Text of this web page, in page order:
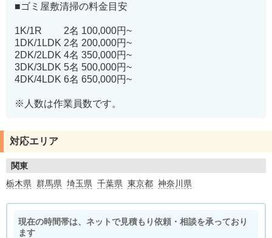
■ゴミ屋敷清掃の料金目安
1K/1R 2名 100,000円~
1DK/1LDK 2名 200,000円~
2DK/2LDK 4名 350,000円~
3DK/3LDK 5名 500,000円~
4DK/4LDK 6名 650,000円~
※人数は作業員数です。
対応エリア
関東
栃木県 群馬県 埼玉県 千葉県 東京都 神奈川県
現在の時間帯は、ネットで見積もり依頼・相談を承っており
ます